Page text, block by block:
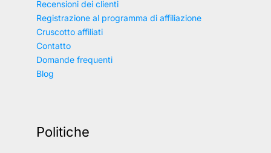
Recensioni dei clienti
Registrazione al programma di affiliazione
Cruscotto affiliati
Contatto
Domande frequenti
Blog
Politiche